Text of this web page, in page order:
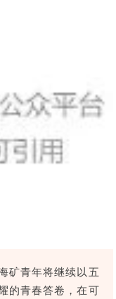
矿青年将继续以五
的青春答卷，在可